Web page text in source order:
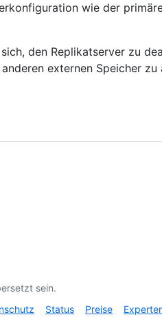
wie der
den Replikatserver zu
externen Speicher zu
sein.
Status Preise